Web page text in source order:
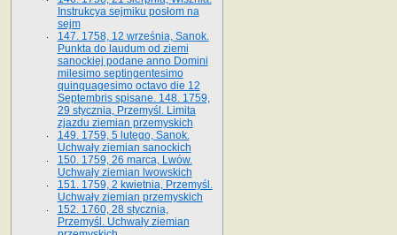
Instrukcya sejmiku posłom na
sejm
147. 1758, 12 września, Sanok.
Punkta do laudum od ziemi
sanockiej podane anno Domini
milesimo septingentesimo
quinquagesimo octavo die 12
Septembris spisane. 148. 1759,
29 stycznia, Przemyśl. Limita
zjazdu ziemian przemyskich
149. 1759, 5 lutego, Sanok.
Uchwały ziemian sanockich
150. 1759, 26 marca, Lwów.
Uchwały ziemian lwowskich
151. 1759, 2 kwietnia, Przemyśl.
Uchwały ziemian przemyskich
152. 1760, 28 stycznia,
Przemyśl. Uchwały ziemian